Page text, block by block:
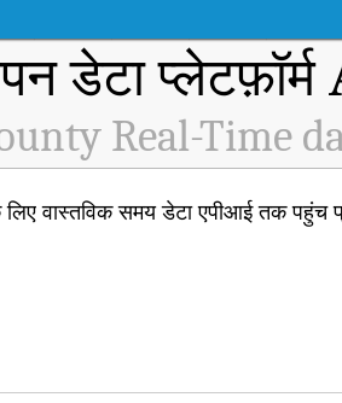
डेटा
Real-Time
वास्तविक समय डेटा एपीआई तक पहुंच